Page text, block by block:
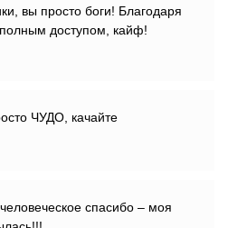
вы просто боги! Благодаря
доступом, кайф!
ЧУДО, качайте
спасибо – моя